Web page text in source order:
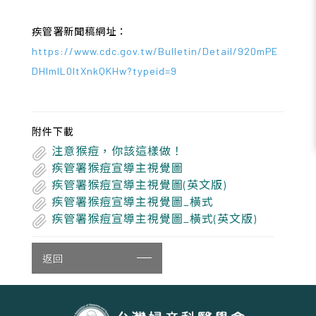
疾管署新聞稿網址：
https://www.cdc.gov.tw/Bulletin/Detail/920mPE
DHlmlL0ItXnkQKHw?typeid=9
附件下載
注意猴痘，你該這樣做！
疾管署猴痘宣導主視覺圖
疾管署猴痘宣導主視覺圖(英文版)
疾管署猴痘宣導主視覺圖_橫式
疾管署猴痘宣導主視覺圖_橫式(英文版)
返回